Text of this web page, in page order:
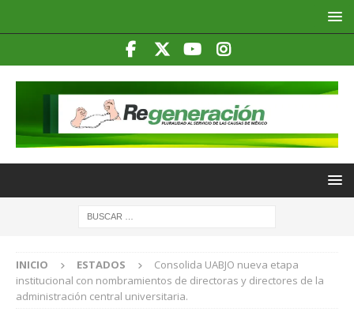
INICIO ESTADOS
Consolida UABJO nueva etapa
institucional con nombramientos de directoras y directores de la
administración central universitaria.